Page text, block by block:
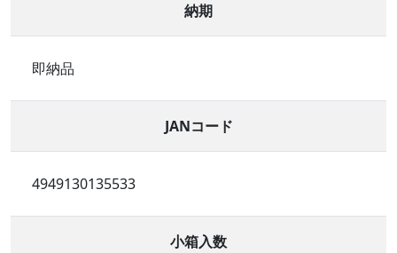
納期
即納品
JANコード
4949130135533
小箱入数